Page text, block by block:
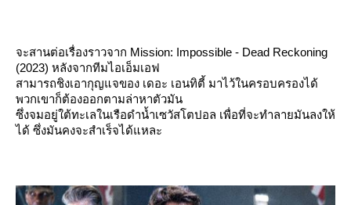
จะสานต่อเรื่องราวจาก Mission: Impossible - Dead Reckoning
(2023) หลังจากทีมไอเอ็มเอฟ
สามารถชิงเอากุญแจของ เดอะ เอนทิตี้ มาไว้ในครอบครองได้
พวกเขาก็ต้องออกตามล่าหาตัวมัน
ซึ่งจมอยู่ใต้ทะเลในเรือดำนํ้าเซวัสโตปอล เพื่อที่จะทำลายมันลงให้
ได้ ซึ่งมันคงจะสำเร็จได้แหละ